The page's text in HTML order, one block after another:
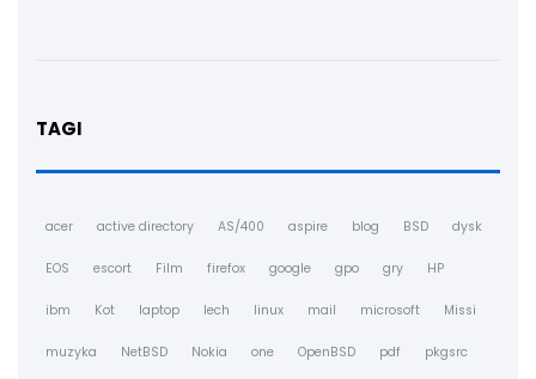
TAGI
acer active directory AS/400 aspire blog BSD dysk
EOS escort Film firefox google gpo gry HP
ibm Kot laptop lech linux mail microsoft Missi
muzyka NetBSD Nokia one OpenBSD pdf pkgsrc